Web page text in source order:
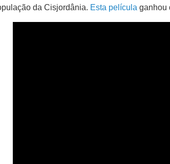
da Cisjordânia. Esta película ganhou